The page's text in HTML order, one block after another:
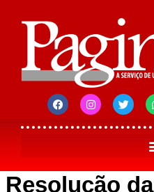
Resolução da